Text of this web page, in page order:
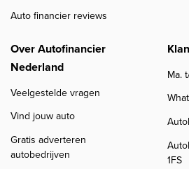
Auto financier reviews
Over Autofinancier
Nederland
Veelgestelde vragen
Vind jouw auto
Gratis adverteren
autobedrijven
Ma.
1FS